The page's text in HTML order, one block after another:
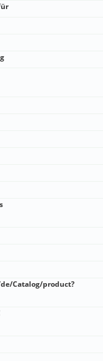
Catalog/product?